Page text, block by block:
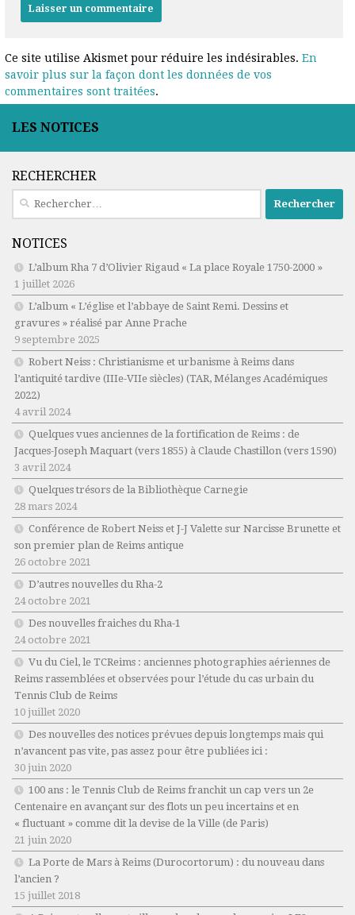
Ce site utilise Akismet pour réduire les indésirables.En
savoir plus sur la façon dont les données de vos
commentaires sont traitées.
LES NOTICES
RECHERCHER
Rechercher :
NOTICES
L’album Rha 7 d’Olivier Rigaud « La place Royale 1750-2000 »
1 juillet 2026
L’album « L’église et l’abbaye de Saint Remi. Dessins et
gravures » réalisé par Anne Prache
9 septembre 2025
Robert Neiss : Christianisme et urbanisme à Reims dans
l’antiquité tardive (IIIe-VIIe siècles) (TAR, Mélanges Académiques
2022)
4 avril 2024
Quelques vues anciennes de la fortification de Reims : de
Jacques-Joseph Maquart (vers 1855) à Claude Chastillon (vers 1590)
3 avril 2024
Quelques trésors de la Bibliothèque Carnegie
28 mars 2024
Conférence de Robert Neiss et J-J Valette sur Narcisse Brunette et
son premier plan de Reims antique
26 octobre 2021
D’autres nouvelles du Rha-2
24 octobre 2021
Des nouvelles fraiches du Rha-1
24 octobre 2021
Vu du Ciel, le TCReims : anciennes photographies aériennes de
Reims rassemblées et observées pour l’étude du cas urbain du
Tennis Club de Reims
10 juillet 2020
Des nouvelles des notices prévues depuis longtemps mais qui
n’avancent pas vite, pas assez pour être publiées ici :
30 juin 2020
100 ans : le Tennis Club de Reims franchit un cap vers un 2e
Centenaire en avançant sur des flots un peu incertains et en
« fluctuant » comme dit la devise de la Ville (de Paris)
21 juin 2020
La Porte de Mars à Reims (Durocortorum) : du nouveau dans
l’ancien ?
15 juillet 2018